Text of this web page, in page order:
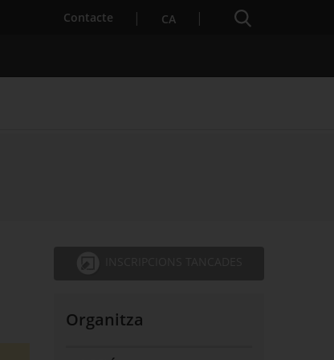
Contacte . Obre en una nova finestra.
CA Cercador
Organitza